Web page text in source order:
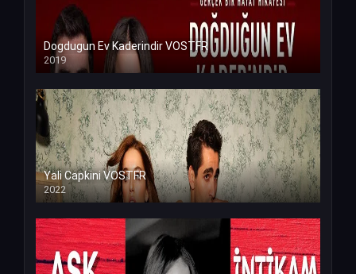
Dogdugun Ev Kaderindir VOSTFR
2019
Yali Capkini VOSTFR
2022